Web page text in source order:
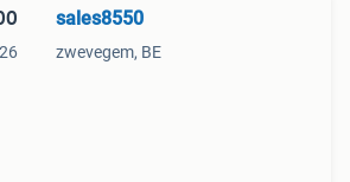
sales8550
zwevegem, BE